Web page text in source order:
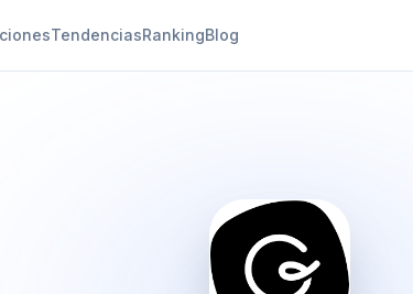
TendenciasRankingBlog